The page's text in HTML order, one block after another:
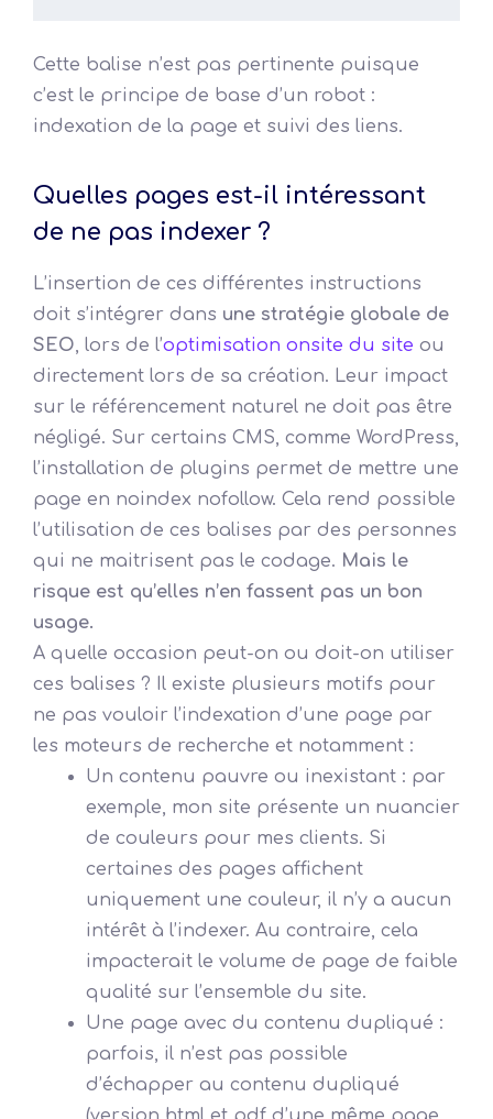
Cette balise n’est pas pertinente puisque
c’est le principe de base d’un robot :
indexation de la page et suivi des liens.
Quelles pages est-il intéressant
de ne pas indexer ?
L’insertion de ces différentes instructions
doit s’intégrer dans une stratégie globale de
SEO, lors de l’optimisation onsite du site ou
directement lors de sa création. Leur impact
sur le référencement naturel ne doit pas être
négligé. Sur certains CMS, comme WordPress,
l’installation de plugins permet de mettre une
page en noindex nofollow. Cela rend possible
l’utilisation de ces balises par des personnes
qui ne maitrisent pas le codage. Mais le
risque est qu’elles n’en fassent pas un bon
usage.
A quelle occasion peut-on ou doit-on utiliser
ces balises ? Il existe plusieurs motifs pour
ne pas vouloir l’indexation d’une page par
les moteurs de recherche et notamment :
Un contenu pauvre ou inexistant : par
exemple, mon site présente un nuancier
de couleurs pour mes clients. Si
certaines des pages affichent
uniquement une couleur, il n’y a aucun
intérêt à l’indexer. Au contraire, cela
impacterait le volume de page de faible
qualité sur l’ensemble du site.
Une page avec du contenu dupliqué :
parfois, il n’est pas possible
d’échapper au contenu dupliqué